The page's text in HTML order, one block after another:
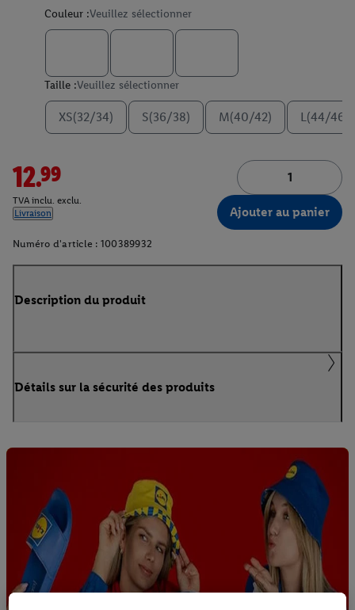
Couleur :Veuillez sélectionner
Taille :Veuillez sélectionner
XS(32/34) S(36/38) M(40/42) L(44/46)
12.99
TVA inclu. exclu.
Livraison
Ajouter au panier
Numéro d'article : 100389932
Description du produit
Détails sur la sécurité des produits